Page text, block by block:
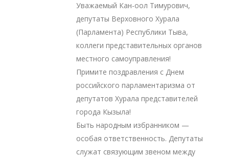
Уважаемый Кан-оол Тимурович,
депутаты Верховного Хурала
(Парламента) Республики Тыва,
коллеги представительных органов
местного самоуправления!
Примите поздравления с Днем
российского парламентаризма от
депутатов Хурала представителей
города Кызыла!
Быть народным избранником —
особая ответственность. Депутаты
служат связующим звеном между